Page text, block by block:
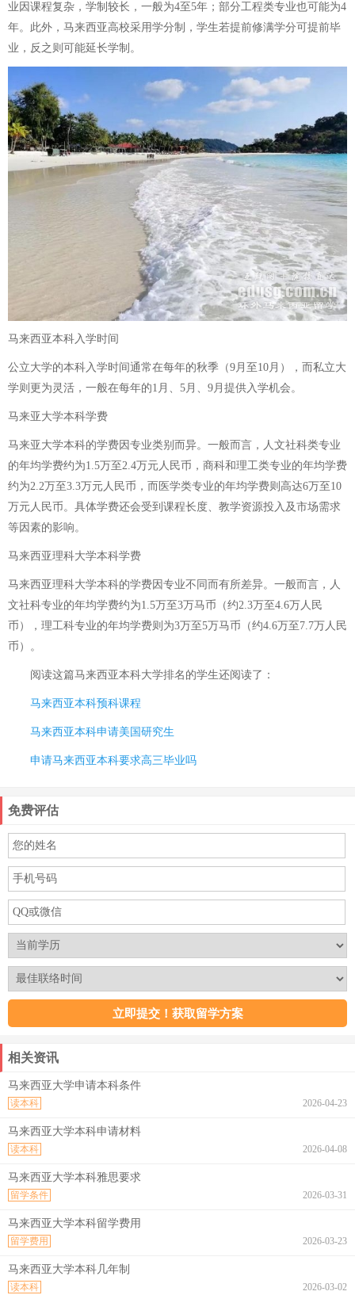
业因课程复杂，学制较长，一般为4至5年；部分工程类专业也可能为4
年。此外，马来西亚高校采用学分制，学生若提前修满学分可提前毕
业，反之则可能延长学制。
马来西亚本科入学时间
公立大学的本科入学时间通常在每年的秋季（9月至10月），而私立大
学则更为灵活，一般在每年的1月、5月、9月提供入学机会。
马来亚大学本科学费
马来亚大学本科的学费因专业类别而异。一般而言，人文社科类专业
的年均学费约为1.5万至2.4万元人民币，商科和理工类专业的年均学费
约为2.2万至3.3万元人民币，而医学类专业的年均学费则高达6万至10
万元人民币。具体学费还会受到课程长度、教学资源投入及市场需求
等因素的影响。
马来西亚理科大学本科学费
马来西亚理科大学本科的学费因专业不同而有所差异。一般而言，人
文社科专业的年均学费约为1.5万至3万马币（约2.3万至4.6万人民
币），理工科专业的年均学费则为3万至5万马币（约4.6万至7.7万人民
币）。
阅读这篇马来西亚本科大学排名 的学生还阅读了：
马来西亚本科预科课程
马来西亚本科申请美国研究生
申请马来西亚本科要求高三毕业吗
免费评估
相关资讯
马来西亚大学申请本科条件
2026-04-23
读本科
马来西亚大学本科申请材料
2026-04-08
读本科
马来西亚大学本科雅思要求
2026-03-31
留学条件
马来西亚大学本科留学费用
2026-03-23
留学费用
马来西亚大学本科几年制
2026-03-02
读本科